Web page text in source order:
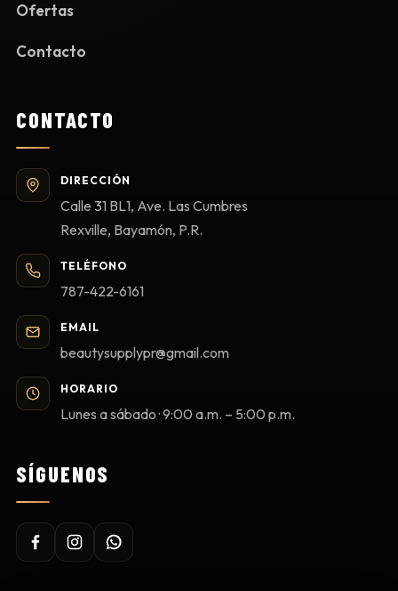
Ofertas
Contacto
CONTACTO
DIRECCIÓN
Calle 31 BL1, Ave. Las Cumbres
Rexville, Bayamón, P.R.
TELÉFONO
787-422-6161
EMAIL
beautysupplypr@gmail.com
HORARIO
Lunes a sábado · 9:00 a.m. – 5:00 p.m.
SÍGUENOS